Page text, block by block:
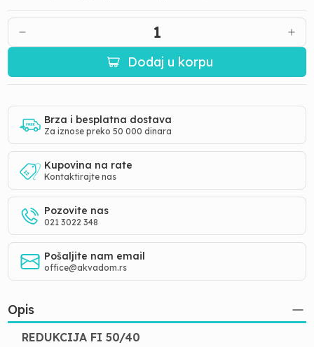
1
Dodaj u korpu
Brza i besplatna dostava
Za iznose preko 50 000 dinara
Kupovina na rate
Kontaktirajte nas
Pozovite nas
021 3022 348
Pošaljite nam email
office@akvadom.rs
Opis
REDUKCIJA FI 50/40